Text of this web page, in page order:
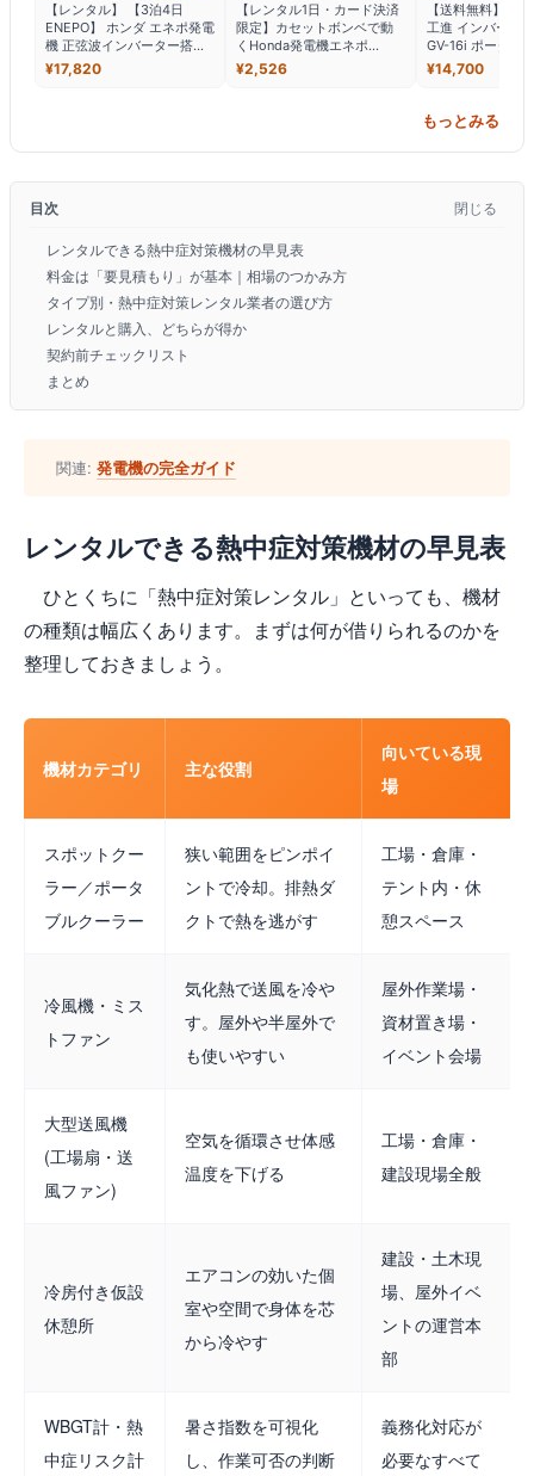
【レンタル】 【3泊4日
ENEPO】 ホンダ エネポ発電
機 正弦波インバーター搭載
HONDA ENEPO EU9iGB
カセットガス ガスパワー発
¥17,820
【レンタル1日・カード決済
限定】カセットボンベで動
くHonda発電機エネポ
enepo(fy16REN07)
¥2,526
【送料無料】【
工進 インバータ
GV-16i ポータブ
ウトドアレンタ
レンタル アウト
業用品 初心者
¥14,700
もっとみる
目次 閉じる
レンタルできる熱中症対策機材の早見表
料金は「要見積もり」が基本｜相場のつかみ方
タイプ別・熱中症対策レンタル業者の選び方
レンタルと購入、どちらが得か
契約前チェックリスト
まとめ
関連: 発電機の完全ガイド
レンタルできる熱中症対策機材の早見表
ひとくちに「熱中症対策レンタル」といっても、機材
の種類は幅広くあります。まずは何が借りられるのかを
整理しておきましょう。
機材カテゴリ 主な役割
向いている現
場
スポットクー
ラー／ポータ
ブルクーラー
狭い範囲をピンポイ
ントで冷却。排熱ダ
クトで熱を逃がす
工場・倉庫・
テント内・休
憩スペース
冷風機・ミス
トファン
気化熱で送風を冷や
す。屋外や半屋外で
も使いやすい
屋外作業場・
資材置き場・
イベント会場
大型送風機
(工場扇・送
風ファン)
空気を循環させ体感
温度を下げる
工場・倉庫・
建設現場全般
冷房付き仮設
休憩所
エアコンの効いた個
室や空間で身体を芯
から冷やす
建設・土木現
場、屋外イベ
ントの運営本
部
WBGT計・熱
中症リスク計
暑さ指数を可視化
し、作業可否の判断
義務化対応が
必要なすべて